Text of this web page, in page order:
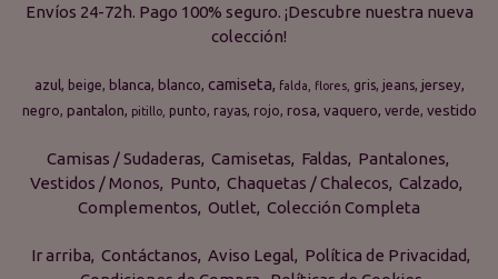
Envíos 24-72h. Pago 100% seguro. ¡Descubre nuestra nueva
colección!
azul beige blanca blanco camiseta falda flores gris jeans jersey
negro pantalon pitillo punto rayas rojo rosa vaquero verde vestido
Camisas / Sudaderas Camisetas Faldas
Pantalones
Vestidos / Monos
Punto Chaquetas / Chalecos Calzado
Complementos Outlet Colección Completa
Ir arriba Contáctanos Aviso Legal
Política de Privacidad